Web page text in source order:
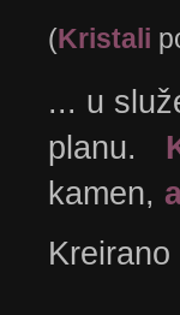
(Kristali
... u
planu.
kamen,